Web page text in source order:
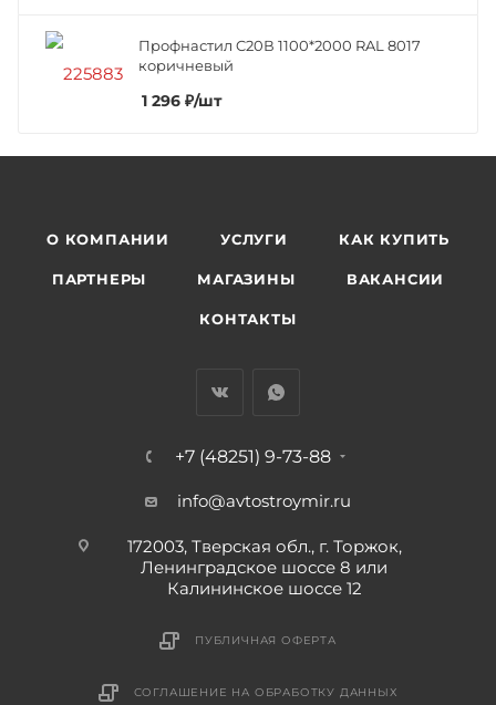
Профнастил C20В 1100*2000 RAL 8017
коричневый
1 296 ₽/шт
О КОМПАНИИ УСЛУГИ КАК КУПИТЬ
ПАРТНЕРЫ МАГАЗИНЫ ВАКАНСИИ
КОНТАКТЫ
+7 (48251) 9-73-88
info@avtostroymir.ru
172003, Тверская обл., г. Торжок,
Ленинградское шоссе 8 или
Калининское шоссе 12
ПУБЛИЧНАЯ ОФЕРТА
СОГЛАШЕНИЕ НА ОБРАБОТКУ ДАННЫХ